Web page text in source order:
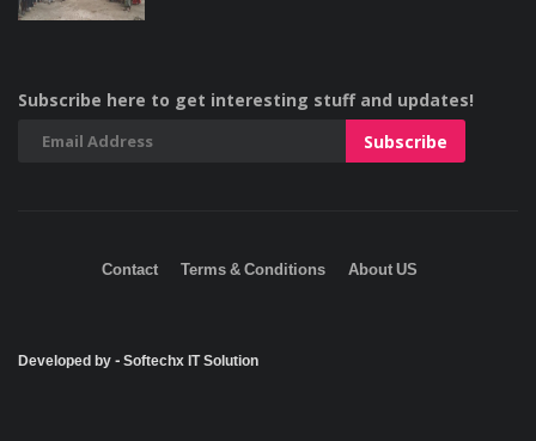
Subscribe here to get interesting stuff and updates!
Contact Terms & Conditions About US
Developed by - Softechx IT Solution